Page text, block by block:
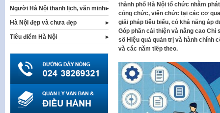
thành phố Hà Nội tổ chức nhằm
công chức, viên chức tại các cơ
giải pháp tiêu biểu, có khả năng áp
Góp phần cải thiện và nâng cao Chỉ
số Hiệu quả quản trị và hành chính
và các năm tiếp theo.
Người Hà Nội thanh lịch, văn minh
Hà Nội đẹp và chưa đẹp
Tiêu điểm Hà Nội